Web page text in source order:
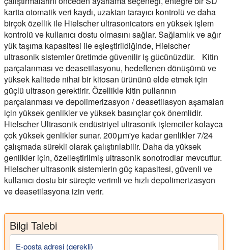
kartta otomatik veri kaydı, uzaktan tarayıcı kontrolü ve daha
birçok özellik ile Hielscher ultrasonicators en yüksek işlem
kontrolü ve kullanıcı dostu olmasını sağlar. Sağlamlık ve ağır
yük taşıma kapasitesi ile eşleştirildiğinde, Hielscher
ultrasonik sistemler üretimde güvenilir iş gücünüzdür. Kitin
parçalanması ve deasetilasyonu, hedeflenen dönüşümü ve
yüksek kalitede nihai bir kitosan ürününü elde etmek için
güçlü ultrason gerektirir. Özellikle kitin pullarının
parçalanması ve depolimerizasyon / deasetilasyon aşamaları
için yüksek genlikler ve yüksek basınçlar çok önemlidir.
Hielscher Ultrasonik endüstriyel ultrasonik işlemciler kolayca
çok yüksek genlikler sunar. 200μm'ye kadar genlikler 7/24
çalışmada sürekli olarak çalıştırılabilir. Daha da yüksek
genlikler için, özelleştirilmiş ultrasonik sonotrodlar mevcuttur.
Hielscher ultrasonik sistemlerin güç kapasitesi, güvenli ve
kullanıcı dostu bir süreçte verimli ve hızlı depolimerizasyon
ve deasetilasyona izin verir.
Bilgi Talebi
E-posta adresi (gerekli)